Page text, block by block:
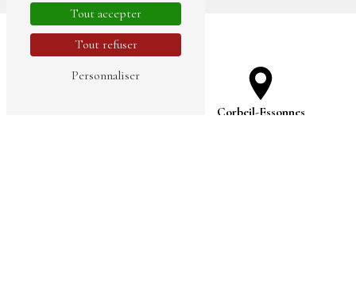
Corbeil-Essonnes
Tout accepter
Tout refuser
Personnaliser